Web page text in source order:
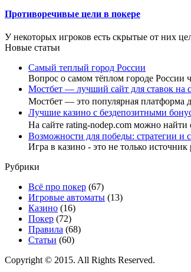
Противоречивые цели в покере
У некоторых игроков есть скрытые от них
Новые статьи
Самый теплый город России
Вопрос о самом тёплом городе России
Мостбет — лучший сайт для ставок на
Мостбет — это популярная платформа
Лучшие казино с бездепозитными
На сайте rating-nodep.com можно
Возможности для победы: стратегии и
Игра в казино - это не только источник
Рубрики
Всё про покер (67)
Игровые автоматы (13)
Казино (16)
Покер (72)
Правила (68)
Статьи (60)
Copyright © 2015. All Rights Reserved.